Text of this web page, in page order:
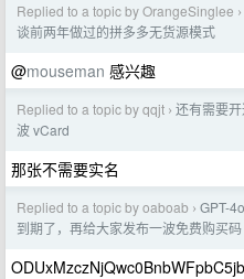
Replied to a topic by OrangeSinglee ›
谈前两年做过的拼多多无货源模式
@mouseman 感兴趣
Replied to a topic by qqjt › 还有需要
波 vCard
那张不需要实名
Replied to a topic by oaboab › GPT-
到期了，再给大家发布一波免费购买码